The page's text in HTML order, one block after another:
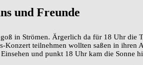
und Freunde
in Strömen. Ärgerlich da für 18 Uhr die
Konzert teilnehmen wollten saßen in ihren
Einsehen und punkt 18 Uhr kam die Sonne